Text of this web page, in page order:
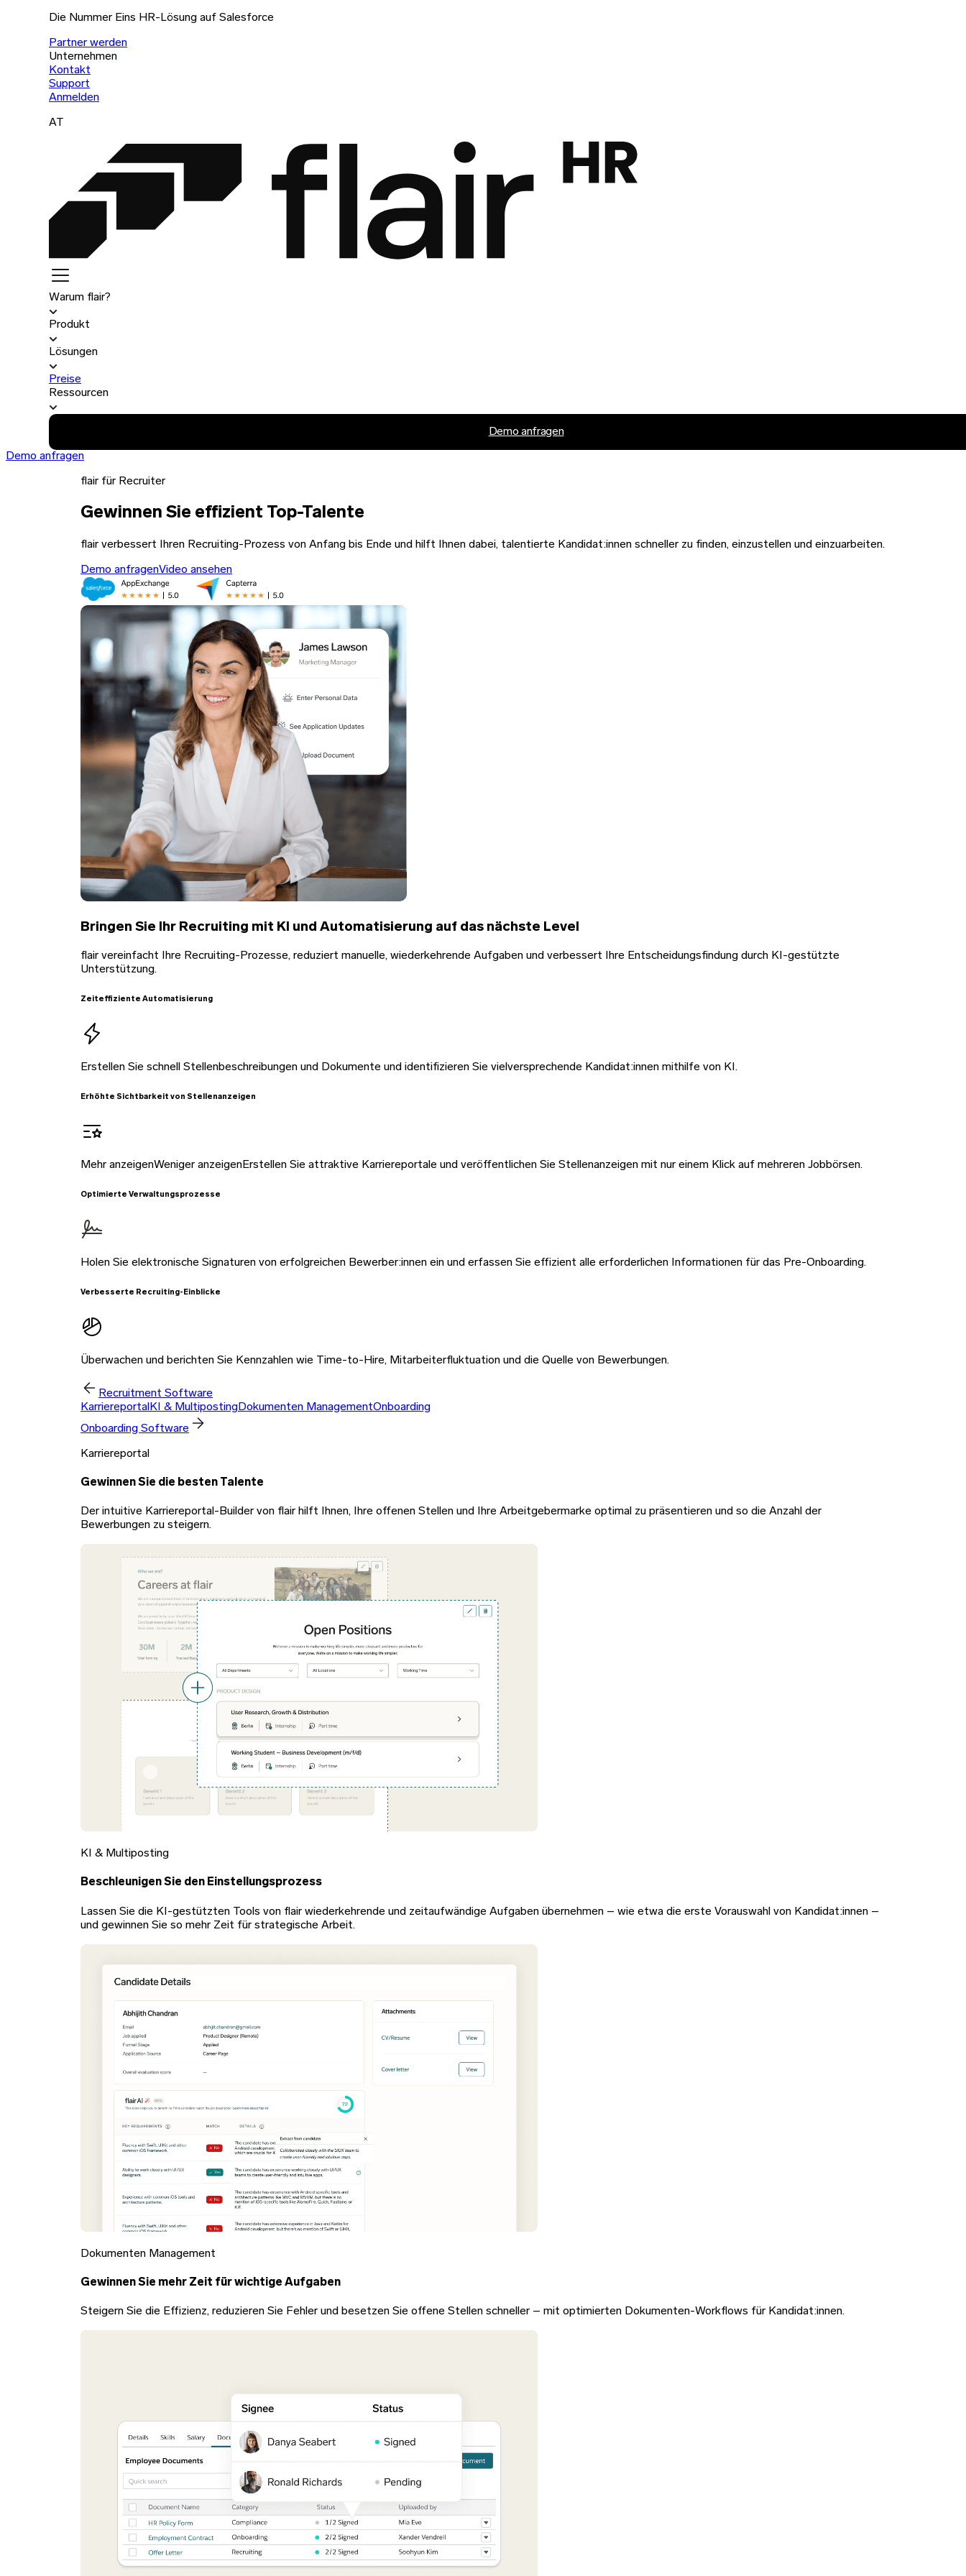
Die Nummer Eins HR-Lösung auf Salesforce
Partner werden
Unternehmen
Kontakt
Support
Anmelden
AT
Warum flair?
Produkt
Lösungen
Preise
Ressourcen
Demo anfragen
Demo anfragen
flair für Recruiter
Gewinnen Sie effizient Top-Talente
flair verbessert Ihren Recruiting-Prozess von Anfang bis Ende und hilft Ihnen dabei, talentierte Kandidat:innen schneller zu finden, einzustellen und einzuarbeiten.
Demo anfragenVideo ansehen
Bringen Sie Ihr Recruiting mit KI und Automatisierung auf das nächste Level
flair vereinfacht Ihre Recruiting-Prozesse, reduziert manuelle, wiederkehrende Aufgaben und verbessert Ihre Entscheidungsfindung durch KI-gestützte
Unterstützung.
Zeiteffiziente Automatisierung
Erstellen Sie schnell Stellenbeschreibungen und Dokumente und identifizieren Sie vielversprechende Kandidat:innen mithilfe von KI.
Erhöhte Sichtbarkeit von Stellenanzeigen
Mehr anzeigenWeniger anzeigenErstellen Sie attraktive Karriereportale und veröffentlichen Sie Stellenanzeigen mit nur einem Klick auf mehreren Jobbörsen.
Optimierte Verwaltungsprozesse
Holen Sie elektronische Signaturen von erfolgreichen Bewerber:innen ein und erfassen Sie effizient alle erforderlichen Informationen für das Pre-Onboarding.
Verbesserte Recruiting-Einblicke
Überwachen und berichten Sie Kennzahlen wie Time-to-Hire, Mitarbeiterfluktuation und die Quelle von Bewerbungen.
Recruitment Software
Karriereportal KI & MultipostingDokumenten ManagementOnboarding
Onboarding Software
Karriereportal
Gewinnen Sie die besten Talente
Der intuitive Karriereportal-Builder von flair hilft Ihnen, Ihre offenen Stellen und Ihre Arbeitgebermarke optimal zu präsentieren und so die Anzahl der
Bewerbungen zu steigern.
KI & Multiposting
Beschleunigen Sie den Einstellungsprozess
Lassen Sie die KI-gestützten Tools von flair wiederkehrende und zeitaufwändige Aufgaben übernehmen – wie etwa die erste Vorauswahl von Kandidat:innen –
und gewinnen Sie so mehr Zeit für strategische Arbeit.
Dokumenten Management
Gewinnen Sie mehr Zeit für wichtige Aufgaben
Steigern Sie die Effizienz, reduzieren Sie Fehler und besetzen Sie offene Stellen schneller – mit optimierten Dokumenten-Workflows für Kandidat:innen.